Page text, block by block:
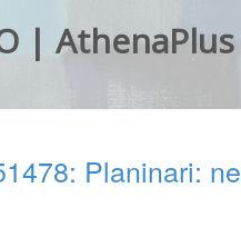
| AthenaPlus
Planinari: